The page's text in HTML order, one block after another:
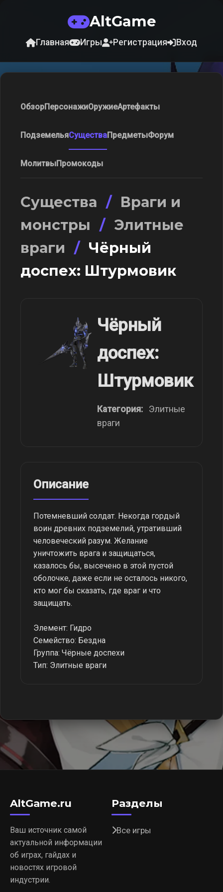
AltGame
Главная Игры Регистрация Вход
ОбзорПерсонажиОружиеАртефакты
ПодземельяСуществаПредметыФорум
МолитвыПромокоды
Существа / Враги и
монстры / Элитные
враги / Чёрный
доспех: Штурмовик
Чёрный
доспех:
Штурмовик
Категория:
Элитные
враги
Описание
Потемневший солдат. Некогда гордый
воин древних подземелий, утративший
человеческий разум. Желание
уничтожить врага и защищаться,
казалось бы, высечено в этой пустой
оболочке, даже если не осталось никого,
кто мог бы сказать, где враг и что
защищать.
Элемент: Гидро
Семейство: Бездна
Группа: Чёрные доспехи
Тип: Элитные враги
AltGame.ru
Ваш источник самой
актуальной информации
об играх, гайдах и
новостях игровой
индустрии.
Разделы
Все игры